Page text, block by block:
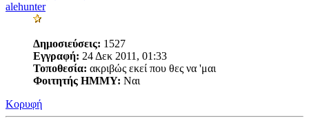
alehunter
Δημοσιεύσεις: 1527
Εγγραφή: 24 Δεκ 2011, 01:33
Τοποθεσία: ακριβώς εκεί που θες να 'μαι
Φοιτητής ΗΜΜΥ: Ναι
Κορυφή